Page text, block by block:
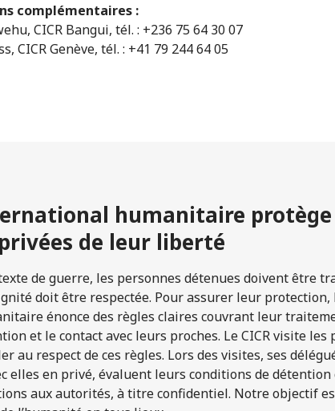
complémentaires :
CICR Bangui, tél. : +236 75 64 30 07
CICR Genève, tél. : +41 79 244 64 05
humanitaire protège
de leur liberté
de guerre, les personnes détenues doivent être
doit être respectée. Pour assurer leur
énonce des règles claires couvrant leur
et le contact avec leurs proches. Le CICR visite les
au respect de ces règles. Lors des visites, ses
elles en privé, évaluent leurs conditions de
aux autorités, à titre confidentiel. Notre objectif